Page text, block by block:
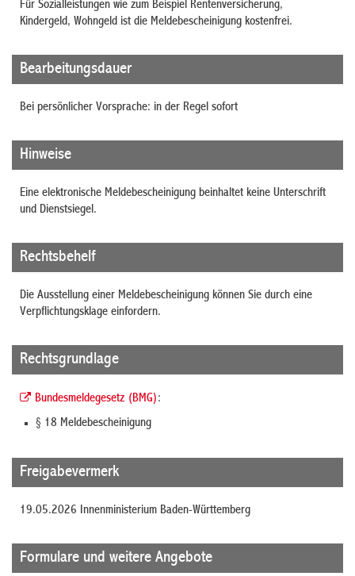
Für Sozialleistungen wie zum Beispiel Rentenversicherung,
Kindergeld, Wohngeld ist die Meldebescheinigung kostenfrei.
Bearbeitungsdauer
Bei persönlicher Vorsprache: in der Regel sofort
Hinweise
Eine elektronische Meldebescheinigung beinhaltet keine Unterschrift
und Dienstsiegel.
Rechtsbehelf
Die Ausstellung einer Meldebescheinigung können Sie durch eine
Verpflichtungsklage einfordern.
Rechtsgrundlage
Bundesmeldegesetz (BMG):
§ 18 Meldebescheinigung
Freigabevermerk
19.05.2026 Innenministerium Baden-Württemberg
Formulare und weitere Angebote